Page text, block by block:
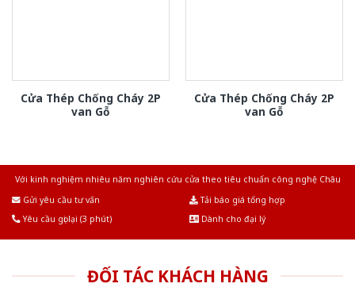
Cửa Thép Chống Cháy 2P
van Gỗ
Cửa Thép Chống Cháy 2P
van Gỗ
Với kinh nghiệm nhiêu năm nghiên cứu cửa theo tiêu chuẩn công nghệ Châu
Gửi yêu cầu tư vấn
Tải báo giá tổng hợp
Yêu cầu gọi lại (3 phút)
Dành cho đại lý
ĐỐI TÁC KHÁCH HÀNG